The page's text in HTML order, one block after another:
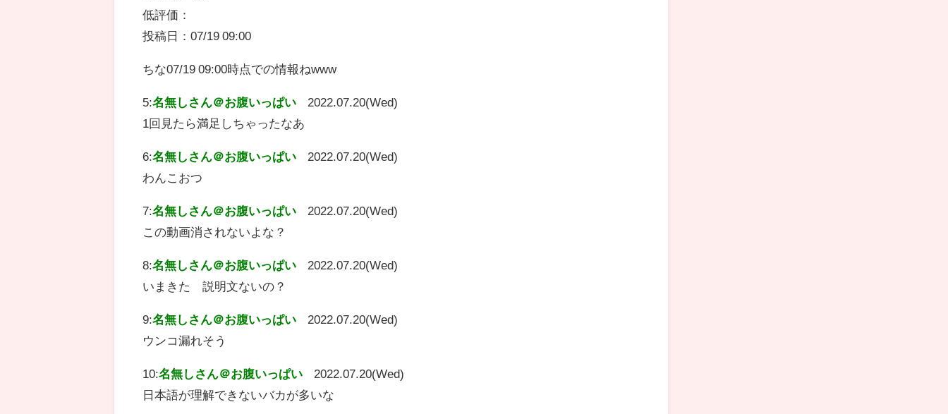
低評価：
投稿日：07/19 09:00
ちな07/19 09:00時点での情報ねwww
5:名無しさん＠お腹いっぱい
2022.07.20(Wed)
1回見たら満足しちゃったなあ
6:名無しさん＠お腹いっぱい
2022.07.20(Wed)
わんこおつ
7:名無しさん＠お腹いっぱい
2022.07.20(Wed)
この動画消されないよな？
8:名無しさん＠お腹いっぱい
2022.07.20(Wed)
いまきた 説明文ないの？
9:名無しさん＠お腹いっぱい
2022.07.20(Wed)
ウンコ漏れそう
10:名無しさん＠お腹いっぱい
2022.07.20(Wed)
日本語が理解できないバカが多いな